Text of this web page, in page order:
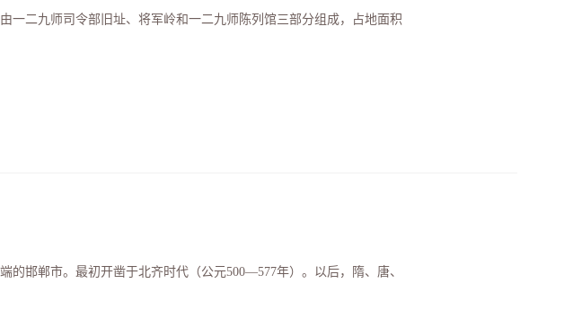
一二九师司令部旧址、将军岭和一二九师陈列馆三部分组成，占地面积
的邯郸市。最初开凿于北齐时代（公元500—577年）。以后，隋、唐、